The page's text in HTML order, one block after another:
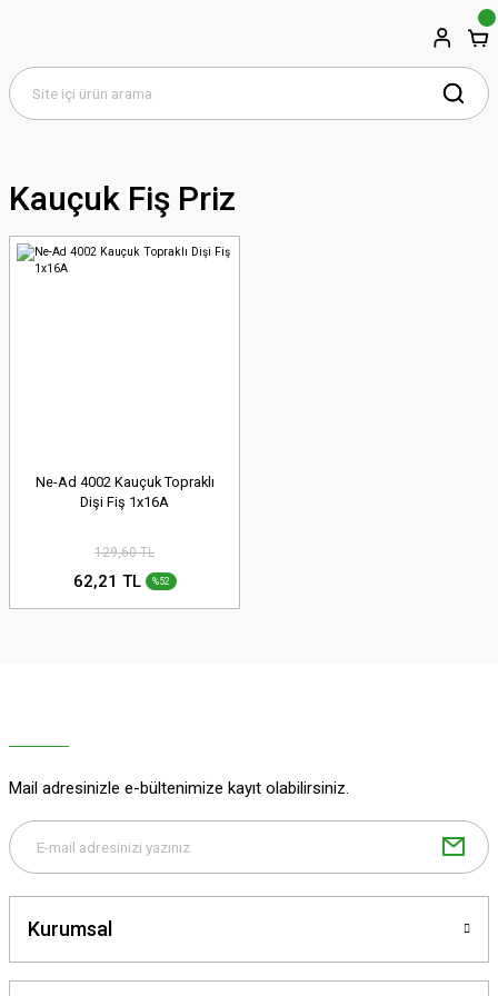
Kauçuk Fiş Priz
Ne-Ad 4002 Kauçuk Topraklı
Dişi Fiş 1x16A
129,60 TL
62,21 TL %52
Mail adresinizle e-bültenimize kayıt olabilirsiniz.
Kurumsal